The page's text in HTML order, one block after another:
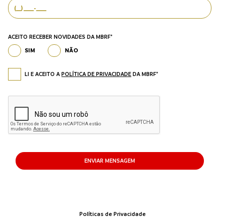
ACEITO RECEBER NOVIDADES DA MBRF*
SIM NÃO
LI E ACEITO APOLÍTICA DE PRIVACIDADE DA MBRF*
ENVIAR MENSAGEM
Políticas de Privacidade